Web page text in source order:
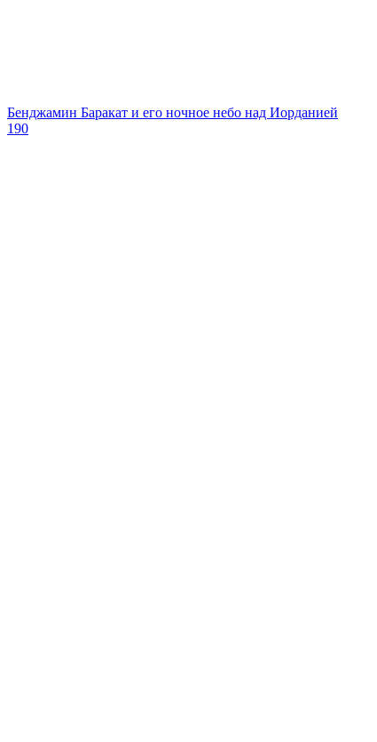
Бенджамин Баракат и его ночное небо над Иорданией
190